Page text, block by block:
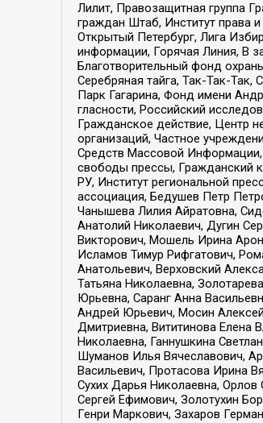
Лилит, Правозащитная группа
граждан Штаб, Институт права
Открытый Петербург, Лига
информации, Горячая Линия, В
Благотворительный фонд
Серебряная тайга, Так-Так-
Парк Гагарина, Фонд имени
гласности, Российский
Гражданское действие, Центр
организаций, Частное
Средств Массовой Информации,
свободы прессы, Гражданский
РУ, Институт региональной
ассоциация, Бедушев Петр
Чанышева Лилия Айратовна,
Анатолий Николаевич, Дугин
Викторович, Мошель Ирина
Исламов Тимур Рифгатович,
Анатольевич, Верховский
Татьяна Николаевна,
Юрьевна, Саранг Анна
Андрей Юрьевич, Мосин
Дмитриевна, Вититинова Елена
Николаевна, Ганнушкина
Шуманов Илья Вячеславович,
Васильевич, Протасова Ирина
Сухих Дарья Николаевна,
Сергей Ефимович, Золотухин
Генри Маркович, Захаров